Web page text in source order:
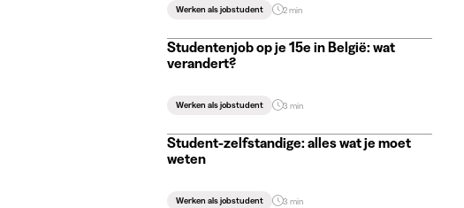
Werken als jobstudent 2 min
Studentenjob op je 15e in België: wat
verandert?
Werken als jobstudent 3 min
Student-zelfstandige: alles wat je moet
weten
Werken als jobstudent 3 min